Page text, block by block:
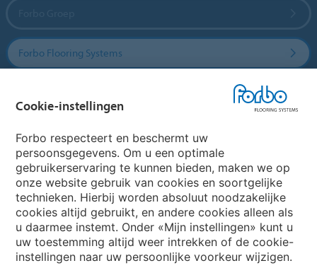
Forbo Flooring Systems
Website
Kies uw land
My Forbo
Cookie-instellingen
Forbo respecteert en beschermt uw
persoonsgegevens. Om u een optimale
gebruikerservaring te kunnen bieden, maken we op
onze website gebruik van cookies en soortgelijke
technieken. Hierbij worden absoluut noodzakelijke
cookies altijd gebruikt, en andere cookies alleen als
u daarmee instemt. Onder «Mijn instellingen» kunt u
uw toestemming altijd weer intrekken of de cookie-
instellingen naar uw persoonlijke voorkeur wijzigen.